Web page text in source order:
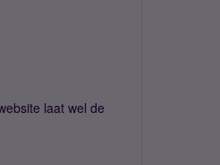
laat wel de